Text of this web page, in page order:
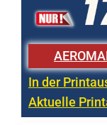
In der
Aktuelle